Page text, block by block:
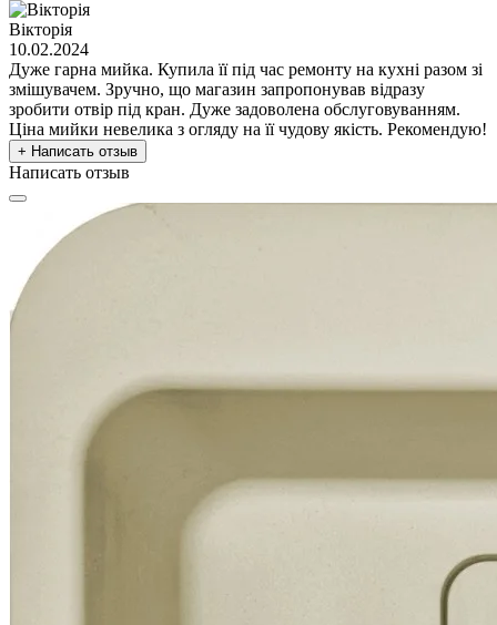
Вікторія
10.02.2024
Дуже гарна мийка. Купила її під час ремонту на кухні разом зі
змішувачем. Зручно, що магазин запропонував відразу
зробити отвір під кран. Дуже задоволена обслуговуванням.
Ціна мийки невелика з огляду на її чудову якість. Рекомендую!
+ Написать отзыв
Написать отзыв